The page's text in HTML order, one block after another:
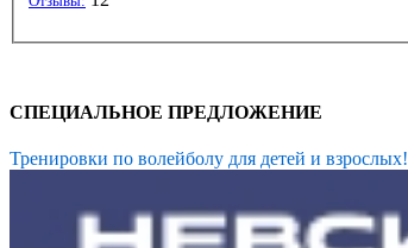
СПЕЦИАЛЬНОЕ ПРЕДЛОЖЕНИЕ
Тренировки по волейболу для детей и взрослых!